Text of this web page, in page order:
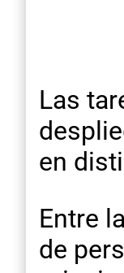
Las
en
Entre
de